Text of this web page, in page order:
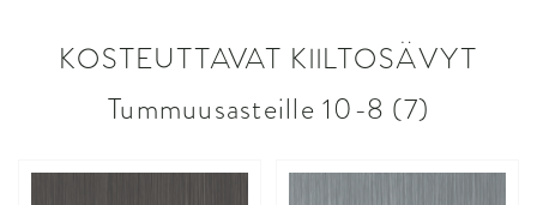
KOSTEUTTAVAT KIILTOSÄVYT
Tummuusasteille 10-8 (7)